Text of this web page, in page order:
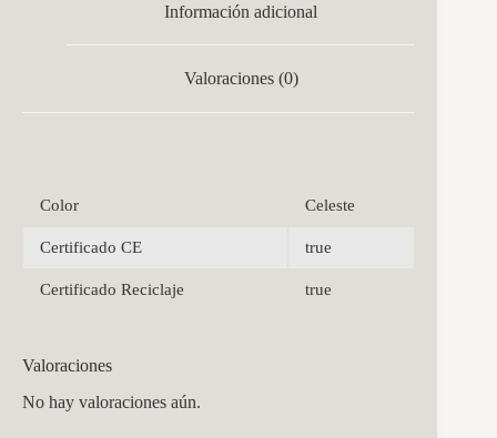
Información adicional
Valoraciones (0)
Color Celeste
Certificado CE true
Certificado Reciclaje true
Valoraciones
No hay valoraciones aún.